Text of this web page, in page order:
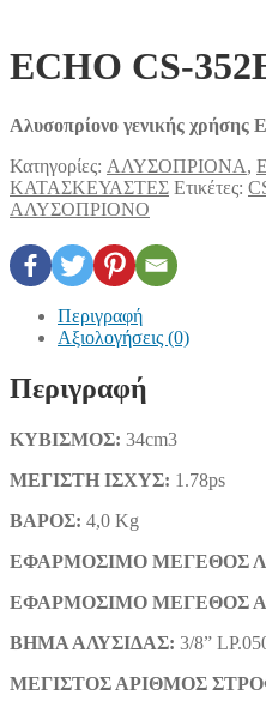
ECHO CS-
Αλυσοπρίονο γενικής χρήσης
Κατηγορίες: AΛΥΣΟΠΡΙΟΝΑ,
ΚΑΤΑΣΚΕΥΑΣΤΕΣ Ετικέτες:
ΑΛΥΣΟΠΡΙΟΝΟ
Περιγραφή
Αξιολογήσεις (0)
Περιγραφή
ΚΥΒΙΣΜΟΣ: 34cm3
ΜΕΓΙΣΤΗ ΙΣΧΥΣ: 1.78ps
ΒΑΡΟΣ: 4,0 Kg
ΕΦΑΡΜΟΣΙΜΟ ΜΕΓΕΘΟΣ
ΕΦΑΡΜΟΣΙΜΟ ΜΕΓΕΘΟΣ
ΒΗΜΑ ΑΛΥΣΙΔΑΣ: 3/8”
ΜΕΓΙΣΤΟΣ ΑΡΙΘΜΟΣ